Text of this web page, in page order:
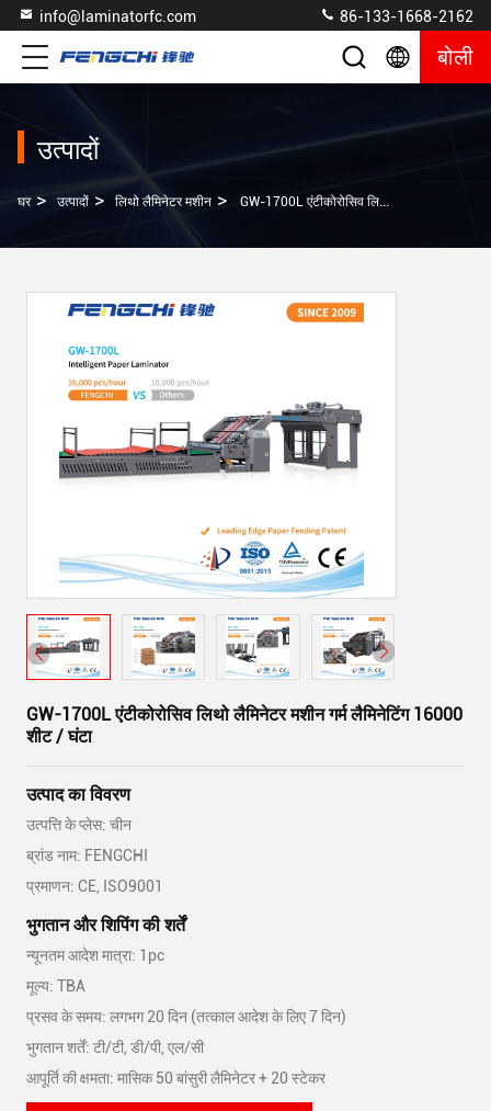
info@laminatorfc.com 86-133-1668-2162
बोली
उत्पादों
घर > उत्पादों > लिथो लैमिनेटर मशीन > GW-1700L एंटीकोरोसिव लिथो लैमिनेटर मशीन गर्म लैमिनेटिंग 16000 शीट / घंटा
GW-1700L एंटीकोरोसिव लिथो लैमिनेटर मशीन गर्म लैमिनेटिंग 16000
शीट / घंटा
उत्पाद का विवरण
उत्पत्ति के प्लेस: चीन
ब्रांड नाम: FENGCHI
प्रमाणन: CE, ISO9001
भुगतान और शिपिंग की शर्तें
न्यूनतम आदेश मात्रा: 1pc
मूल्य: TBA
प्रसव के समय: लगभग 20 दिन (तत्काल आदेश के लिए 7 दिन)
भुगतान शर्तें: टी/टी, डी/पी, एल/सी
आपूर्ति की क्षमता: मासिक 50 बांसुरी लैमिनेटर + 20 स्टेकर